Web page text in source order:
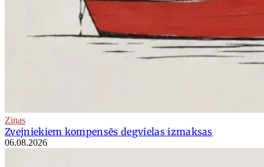
Ziņas
Zvejniekiem kompensēs degvielas izmaksas
06.08.2026